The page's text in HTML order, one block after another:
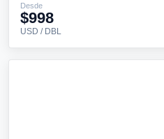
Desde
$998
USD / DBL